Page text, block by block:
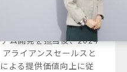
ーションエンジニアを経
ム開発を担当後、2024
ライアンスセールスと
よる提供価値向上に従